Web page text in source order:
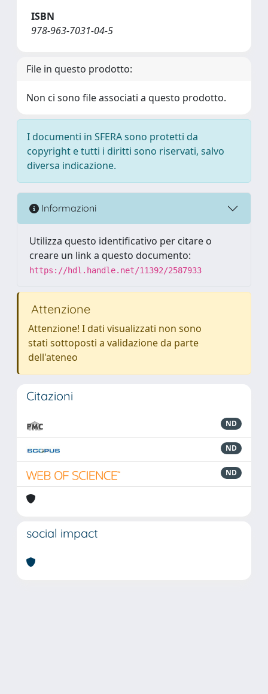
ISBN
978-963-7031-04-5
File in questo prodotto:
Non ci sono file associati a questo prodotto.
I documenti in SFERA sono protetti da
copyright e tutti i diritti sono riservati, salvo
diversa indicazione.
Informazioni
Utilizza questo identificativo per citare o
creare un link a questo documento:
https://hdl.handle.net/11392/2587933
Attenzione
Attenzione! I dati visualizzati non sono
stati sottoposti a validazione da parte
dell'ateneo
Citazioni
ND
ND
ND
social impact